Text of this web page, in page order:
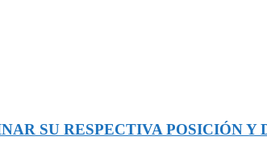
SU RESPECTIVA POSICIÓN